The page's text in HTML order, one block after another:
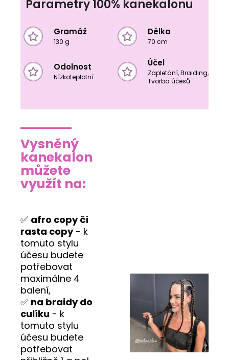
Parametry 100% kanekalonu
Gramáž
130 g
Délka
70 cm
Odolnost
Nízkoteplotní
Účel
Zapletání, Braiding,
Tvorba účesů
Vysněný
kanekalon
můžete
využít na:
✅ afro copy či
rasta copy- k
tomuto stylu
účesu budete
potřebovat
maximálne 4
balení,
✅ na braidy do
culíku - k
tomuto stylu
účesu budete
potřebovat